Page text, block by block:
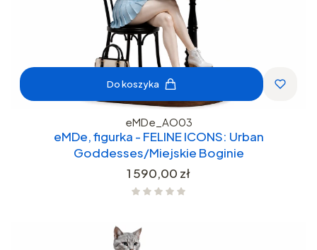
Do koszyka
eMDe_AO03
eMDe, figurka - FELINE ICONS: Urban
Goddesses/Miejskie Boginie
Cena
1 590,00 zł